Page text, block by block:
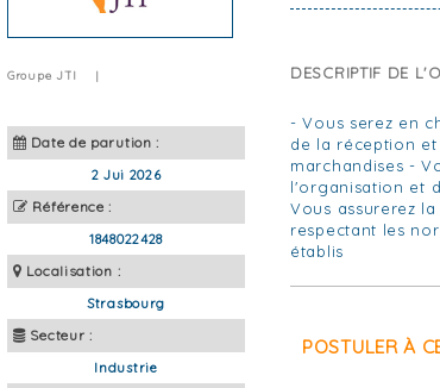
Groupe JTI |
Date de parution :
2 Jui 2026
Référence :
1848022428
Localisation :
Strasbourg
Secteur :
Industrie
DESCRIPTIF DE
- Vous serez en
de la réception
marchandises -
l'organisation et
Vous assurerez
respectant les
établis
POSTULER À